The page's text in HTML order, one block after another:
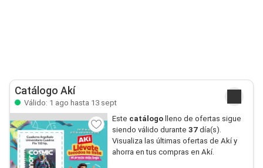
Catálogo Akí
Válido: 1 ago hasta 13 sept
Este catálogo lleno de ofertas sigue
siendo válido durante 37día(s).
Visualiza las últimas ofertas de Akí y
ahorra en tus compras en Akí.